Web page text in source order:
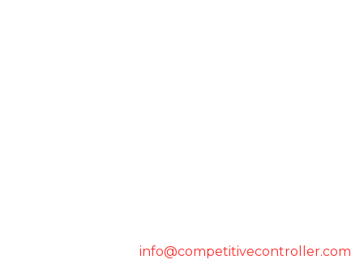
info@competitivecontroller.com